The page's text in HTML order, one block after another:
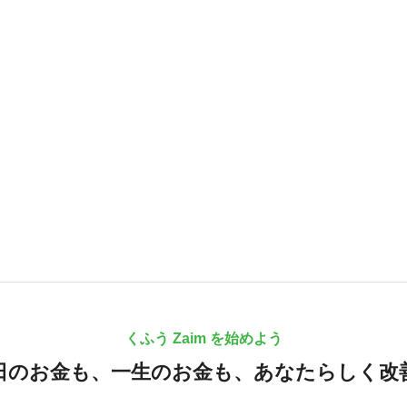
くふう Zaim を始めよう
のお金も、 一生のお金も、 あなたらしく改